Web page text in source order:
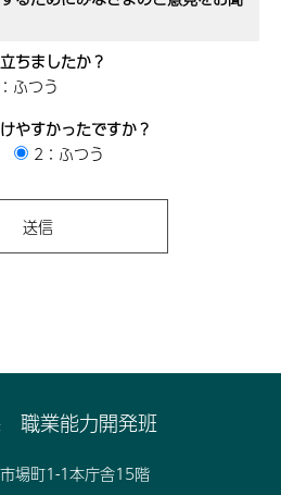
ちましたか？
ふつう
やすかったですか？
2：ふつう
職業能力開発班
場町1-1本庁舎15階